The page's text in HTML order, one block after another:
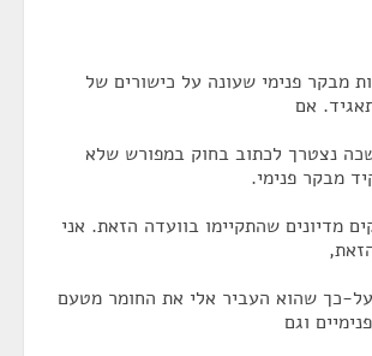
מבקר פנימי שעונה על כישורים של
אם
נצטרך לכתוב בחוק במפורש שלא
מבקר פנימי.
מדיונים שהתקיימו בוועדה הזאת. אני
כך שהוא העביר אלי את החומר מטעם
וגם